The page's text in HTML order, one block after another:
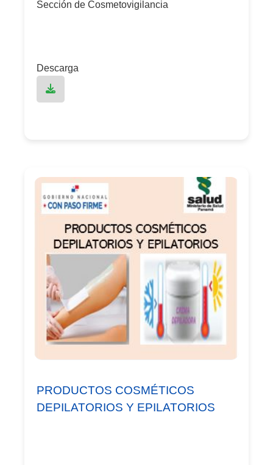
Sección de Cosmetovigilancia
Descarga
PRODUCTOS COSMÉTICOS
DEPILATORIOS Y EPILATORIOS